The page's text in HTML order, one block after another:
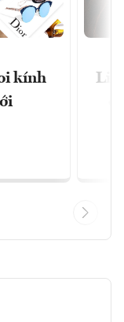
kính